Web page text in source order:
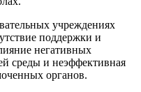
учреждениях
поддержки и
негативных
среды и неэффективная
органов.